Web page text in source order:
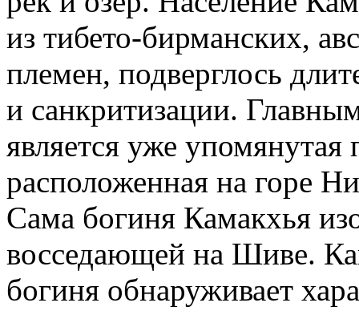
из тибето-бирманских,
племен, подверглось
и санкритизации.
является уже
расположенная на горе
Сама богиня Камакхья
восседающей на Шиве.
богиня обнаруживает